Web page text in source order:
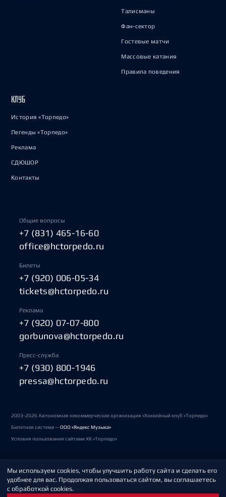
Талисманы
Фан-сектор
Гостевые матчи
Массовые катания
Правила поведения
КЛУБ
История «Торпедо»
Легенды «Торпедо»
Реклама
СДЮШОР
Контакты
Общие вопросы
+7 (831) 465-16-60
office@hctorpedo.ru
Билеты
+7 (920) 006-05-34
tickets@hctorpedo.ru
Реклама
+7 (920) 07-07-800
gorbunova@hctorpedo.ru
Пресс-служба
+7 (930) 800-1946
pressa@hctorpedo.ru
2003-2026 Автономная некоммерческая организация «Хоккейный клуб «Торпедо»
Билетная система —ООО «Яндекс Музыка»
Условия пользования сайтами ХК «Торпедо»
Политика обработки персональных данных
Пользовательское соглашение
Мы используем cookies, чтобы улучшить работу сайта и сделать его
удобнее для вас. Продолжая пользоваться сайтом, вы соглашаетесь
с обработкой cookies.